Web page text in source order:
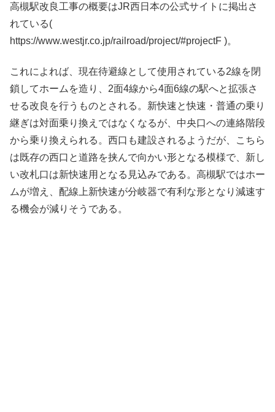
高槻駅改良工事の概要はJR西日本の公式サイトに掲出さ
れている(
https://www.westjr.co.jp/railroad/project/#projectF )。
これによれば、現在待避線として使用されている2線を閉
鎖してホームを造り、2面4線から4面6線の駅へと拡張さ
せる改良を行うものとされる。新快速と快速・普通の乗り
継ぎは対面乗り換えではなくなるが、中央口への連絡階段
から乗り換えられる。西口も建設されるようだが、こちら
は既存の西口と道路を挟んで向かい形となる模様で、新し
い改札口は新快速用となる見込みである。高槻駅ではホー
ムが増え、配線上新快速が分岐器で有利な形となり減速す
る機会が減りそうである。